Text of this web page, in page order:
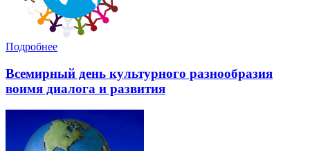
Подробнее
Всемирный день культурного разнообразия
воимя диалога и развития